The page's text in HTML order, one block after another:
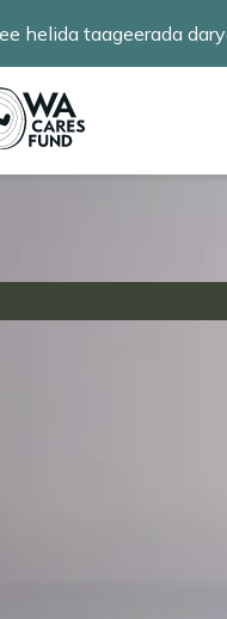
helida taageerada
baro.